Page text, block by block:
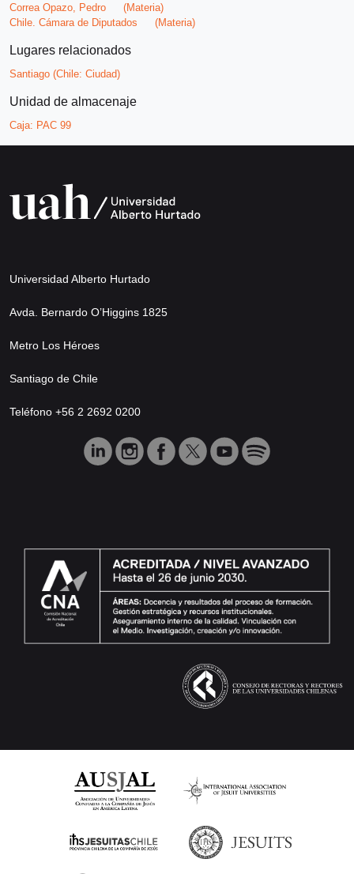
Correa Opazo, Pedro
(Materia)
Chile. Cámara de Diputados
(Materia)
Lugares relacionados
Santiago (Chile: Ciudad)
Unidad de almacenaje
Caja: PAC 99
Universidad Alberto Hurtado
Avda. Bernardo O’Higgins 1825
Metro Los Héroes
Santiago de Chile
Teléfono +56 2 2692 0200